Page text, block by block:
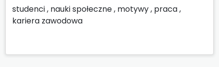
studenci, nauki społeczne, motywy, praca,
kariera zawodowa